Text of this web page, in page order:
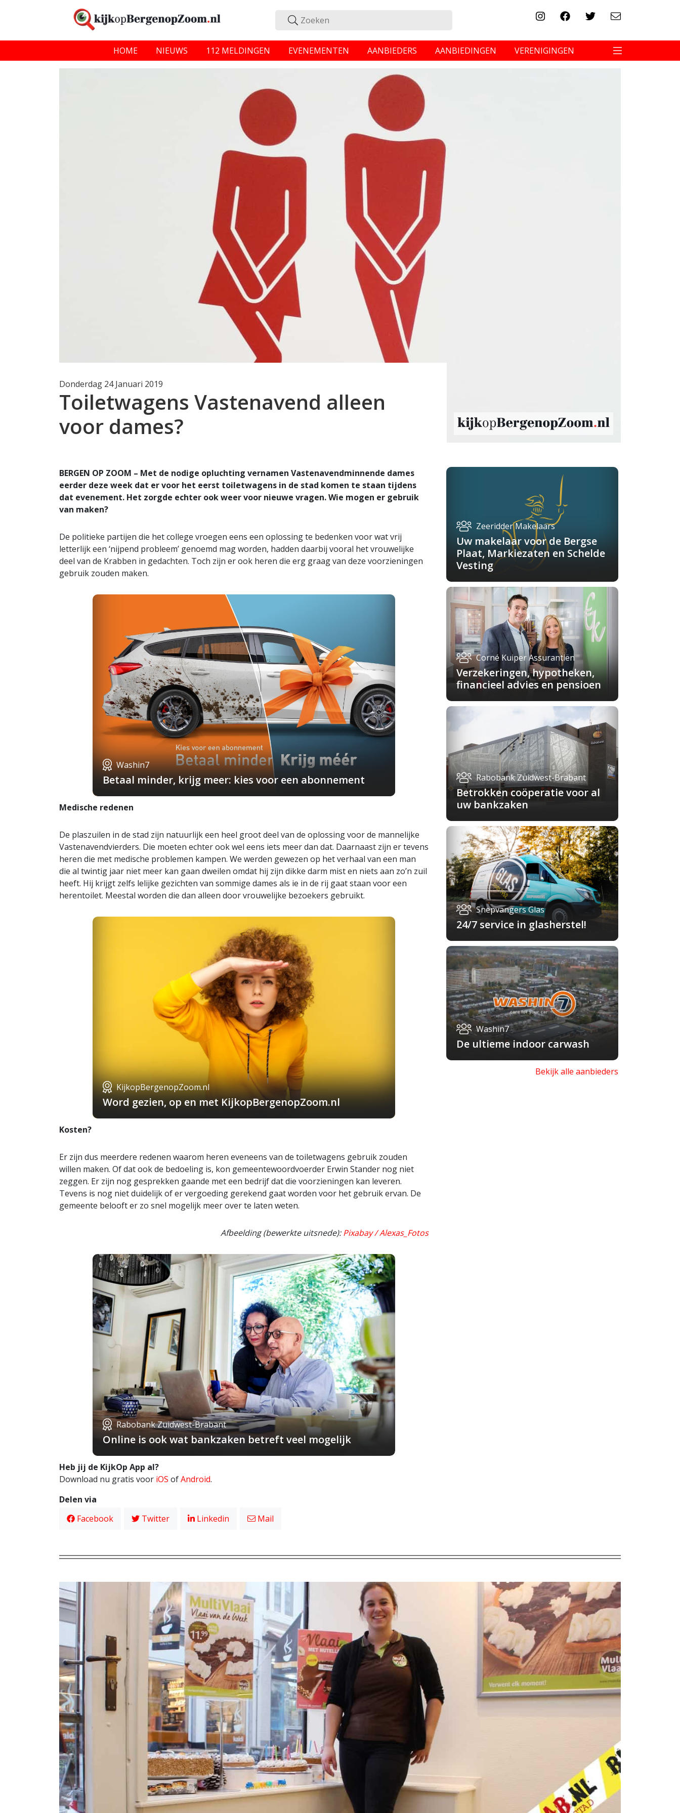
HOME NIEUWS 112 MELDINGEN EVENEMENTEN AANBIEDERS AANBIEDINGEN VERENIGINGEN
Donderdag 24 Januari 2019
Toiletwagens Vastenavend alleen
voor dames?
BERGEN OP ZOOM – Met de nodige opluchting vernamen Vastenavendminnende dames
eerder deze week dat er voor het eerst toiletwagens in de stad komen te staan tijdens
dat evenement. Het zorgde echter ook weer voor nieuwe vragen. Wie mogen er gebruik
van maken?
De politieke partijen die het college vroegen eens een oplossing te bedenken voor wat vrij
letterlijk een ‘nijpend probleem’ genoemd mag worden, hadden daarbij vooral het vrouwelijke
deel van de Krabben in gedachten. Toch zijn er ook heren die erg graag van deze voorzieningen
gebruik zouden maken.
Washin7
Betaal minder, krijg meer: kies voor een abonnement
Medische redenen
De plaszuilen in de stad zijn natuurlijk een heel groot deel van de oplossing voor de mannelijke
Vastenavendvierders. Die moeten echter ook wel eens iets meer dan dat. Daarnaast zijn er tevens
heren die met medische problemen kampen. We werden gewezen op het verhaal van een man
die al twintig jaar niet meer kan gaan dweilen omdat hij zijn dikke darm mist en niets aan zo’n zuil
heeft. Hij krijgt zelfs lelijke gezichten van sommige dames als ie in de rij gaat staan voor een
herentoilet. Meestal worden die dan alleen door vrouwelijke bezoekers gebruikt.
KijkopBergenopZoom.nl
Word gezien, op en met KijkopBergenopZoom.nl
Kosten?
Er zijn dus meerdere redenen waarom heren eveneens van de toiletwagens gebruik zouden
willen maken. Of dat ook de bedoeling is, kon gemeentewoordvoerder Erwin Stander nog niet
zeggen. Er zijn nog gesprekken gaande met een bedrijf dat die voorzieningen kan leveren.
Tevens is nog niet duidelijk of er vergoeding gerekend gaat worden voor het gebruik ervan. De
gemeente belooft er zo snel mogelijk meer over te laten weten.
Afbeelding (bewerkte uitsnede):Pixabay / Alexas_Fotos
Rabobank Zuidwest-Brabant
Online is ook wat bankzaken betreft veel mogelijk
Heb jij de KijkOp App al?
Download nu gratis voor iOS ofAndroid.
Delen via
Facebook
Twitter Linkedin Mail
Zeeridder Makelaars
Uw makelaar voor de Bergse
Plaat, Markiezaten en Schelde
Vesting
Corné Kuiper Assurantiën
Verzekeringen, hypotheken,
financieel advies en pensioen
Rabobank Zuidwest-Brabant
Betrokken coöperatie voor al
uw bankzaken
Snepvangers Glas
24/7 service in glasherstel!
Washin7
De ultieme indoor carwash
Bekijk alle aanbieders